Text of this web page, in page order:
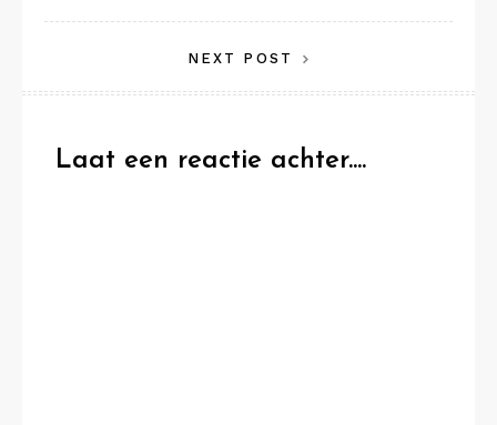
navigatie
NEXT POST
Laat een reactie achter....